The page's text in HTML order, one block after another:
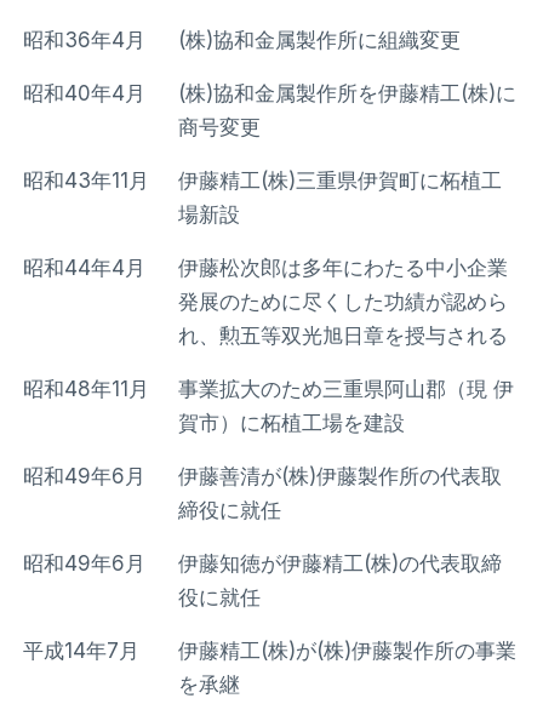
昭和36年4月 (株)協和金属製作所に組織変更
昭和40年4月
(株)協和金属製作所を伊藤精工(株)に
商号変更
昭和43年11月
伊藤精工(株)三重県伊賀町に柘植工
場新設
昭和44年4月
伊藤松次郎は多年にわたる中小企業
発展のために尽くした功績が認めら
れ、勲五等双光旭日章を授与される
昭和48年11月
事業拡大のため三重県阿山郡（現 伊
賀市）に柘植工場を建設
昭和49年6月
伊藤善清が(株)伊藤製作所の代表取
締役に就任
昭和49年6月
伊藤知徳が伊藤精工(株)の代表取締
役に就任
平成14年7月
伊藤精工(株)が(株)伊藤製作所の事業
を承継